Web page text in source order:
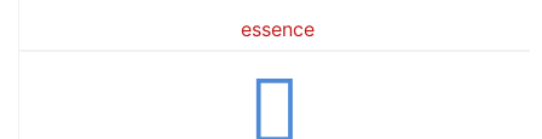
essence